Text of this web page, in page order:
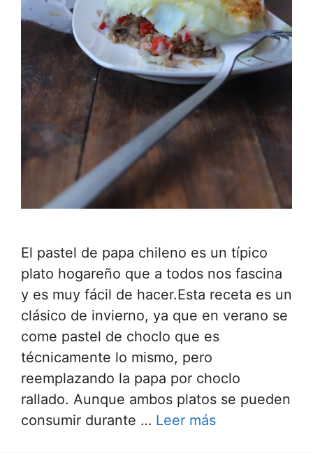
El pastel de papa chileno es un típico
plato hogareño que a todos nos fascina
y es muy fácil de hacer.Esta receta es un
clásico de invierno, ya que en verano se
come pastel de choclo que es
técnicamente lo mismo, pero
reemplazando la papa por choclo
rallado. Aunque ambos platos se pueden
consumir durante … Leer más